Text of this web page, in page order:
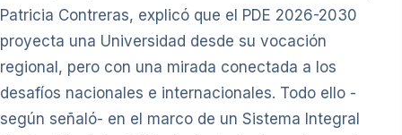
Patricia Contreras, explicó que el PDE 2026-2030
proyecta una Universidad desde su vocación
regional, pero con una mirada conectada a los
desafíos nacionales e internacionales. Todo ello -
según señaló- en el marco de un Sistema Integral